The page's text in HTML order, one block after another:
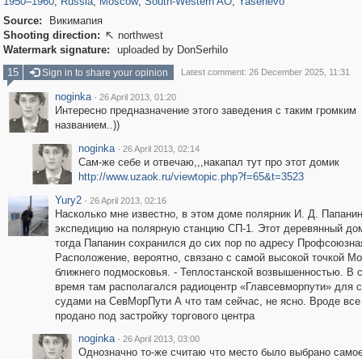
Source:
Викимапия
Shooting direction:  northwest
Watermark signature:
uploaded by DonSerhilo
15
Sign in to share your opinion Latest comment: 26 December 2025, 11:31
noginka · 26 April 2013, 01:20
Интересно предназначение этого заведения с таким громким
названием..))
noginka · 26 April 2013, 02:14
Сам-же себе и отвечаю,,,накапал тут про этот домик
http://www.uzaok.ru/viewtopic.php?f=65&t=3523
Yury2 · 26 April 2013, 02:16
Насколько мне известно, в этом доме полярник И. Д.
экспедицию на полярную станцию СП-1. Этот деревянный
тогда Папанин сохранился до сих пор по адресу
Расположение, вероятно, связано с самой высокой точкой
ближнего подмосковья. - Теплостанской возвышенностью. В
время там располагался радиоцентр «Главсевморпути» для
судами на СевМорПути А что там сейчас, не ясно. Вроде
продано под застройку торгового центра
noginka · 26 April 2013, 03:00
Однозначно то-же считаю что место было выбрано